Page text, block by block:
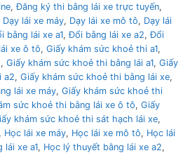
,Đăng ký thi bằng lái xe trực tuyến,
Dạy lái xe máy, Dạy lái xe mô tô, Dạy lái
bằng lái xe a1,Đổi bằng lái xe a2,Đổi
xe ô tô, Giấy khám sức khoẻ thi a1,
, Giấy khám sức khoẻ thi bằng lái a1, Giấy
a2, Giấy khám sức khoẻ thi bằng lái xe,
lái xe máy, Giấy khám sức khoẻ thi
sức khoẻ thi bằng lái xe ô tô, Giấy
khám sức khoẻ thi sát hạch lái xe,
, Học lái xe máy, Học lái xe mô tô, Học lái
lái xe a1, Học lý thuyết bằng lái xe a2,